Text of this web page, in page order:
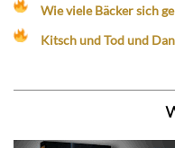
Wie viele Bäcker sich
Kitsch und Tod und